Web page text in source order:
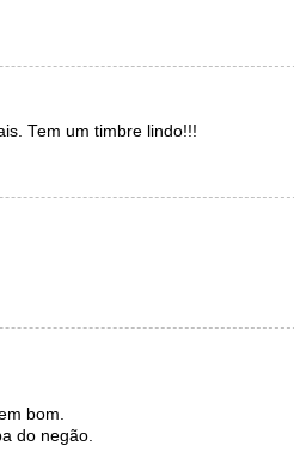
Tem um timbre lindo!!!
bom.
do negão.